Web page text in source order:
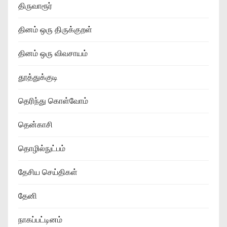
திருவாரூர்
தினம் ஒரு திருக்குறள்
தினம் ஒரு விவசாயம்
தூத்துக்குடி
தெரிந்து கொள்வோம்
தென்காசி
தொழில்நுட்பம்
தேசிய செய்திகள்
தேனி
நாகப்பட்டினம்